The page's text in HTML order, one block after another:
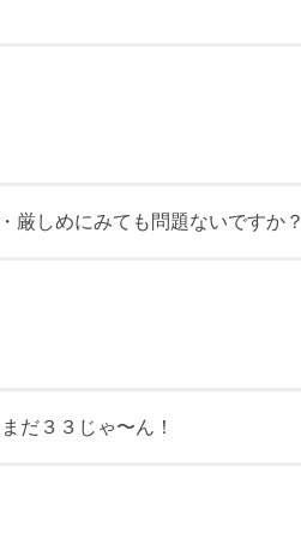
厳しめにみても問題ないですか？
だ３３じゃ〜ん！